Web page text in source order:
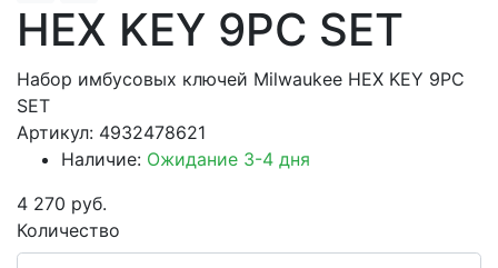
HEX KEY 9PC SET
Набор имбусовых ключей Milwaukee HEX KEY 9PC
SET
Артикул: 4932478621
Наличие: Ожидание 3-4 дня
4 270 руб.
Количество